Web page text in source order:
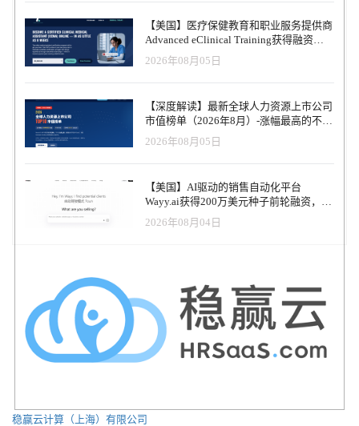
场。这是我们所说的“系统化HR”的一部分：将人才获取从“执行中
心”角色转变为“人才顾问”，帮助公司思考如何更好地实现增长。 当
你思考这些工具并考虑自动化时，我鼓励你阅读我们关于人才获取
任务，如改变工资率、批准开支和拉动报告。 “像Meta这样的公司有
数以万计的承包商。一个典型的HireArt客户可能有几十个或几百个
承包商，通过少数几家人事代理公司雇用，"Sedlet解释说。 Sedlet把
糕，但最大的机构只拥有约7%的市场。 由于HireArt以人事代理公司
的方式进入市场，它经常与他们竞争新业务。但HireArt并不把他们
称为对手。相反，总裁兼首席财务官克里斯-布劳尔（Chris Brower）
包括前面提到的Meta、Carta、亚马逊旗下的Zoox和打车平台Via。由
于宏观经济逆风的影响，这些客户中有几个已经宣布裁员或据说计
划裁员。但Sedlet相信，HireArt虽然目前没有盈利，但将在2023年底
融租，我们希望能更快地增长。" 当然，一些投资者，如Three Fish
Capital，看到了新时代的人员配置、雇佣和招聘公司的长期潜力。而
2021年是人力资源技术的一个大年，全球对该类别的投资达到168亿
美元。在2022年第一季度，未来工作公司吸引了超过45亿美元，为
另一个现金充裕的年份创造了条件。 "人力资源技术已经得到了极大
的改善，像Gusto和Rippling这样的公司为公司和员工管理永久劳动力
无缝，并为员工提供了良好的就业体验。"
【美国】医疗保健教育和职业服务提供商
Advanced eClinical Training获得融资，
以加速医疗卫生人才队伍建设
2026年08月05日
【深度解读】最新全球人力资源上市公司
市值榜单（2026年8月）-涨幅最高的不是
AI软件，而是传统人力服务商
2026年08月05日
【美国】AI驱动的销售自动化平台
Wayy.ai获得200万美元种子前轮融资，并
推出可代为销售的AI联合创始人
2026年08月04日
稳赢云计算（上海）有限公司